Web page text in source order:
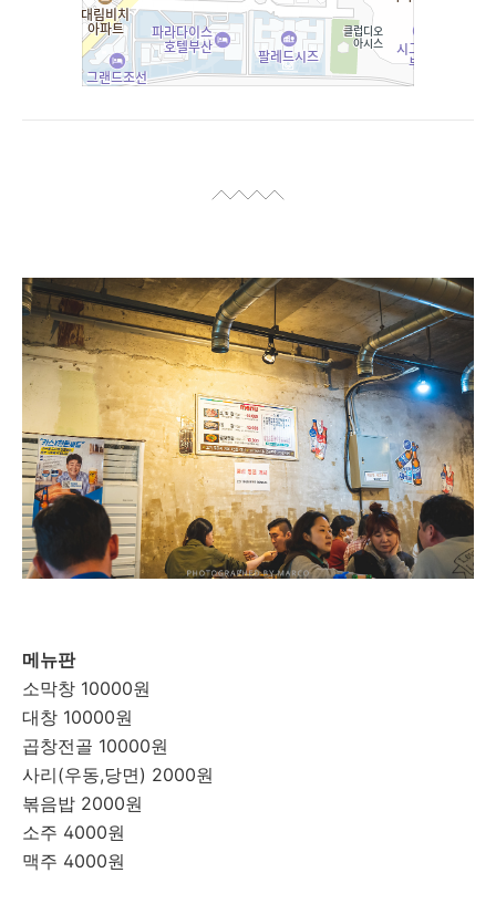
메뉴판
소막창 10000원
대창 10000원
곱창전골 10000원
사리(우동,당면) 2000원
볶음밥 2000원
소주 4000원
맥주 4000원